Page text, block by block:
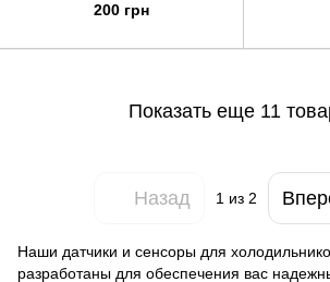
200 грн
Показать еще 11
Назад 1из 2
Наши датчики и сенсоры для
разработаны для обеспечения вас